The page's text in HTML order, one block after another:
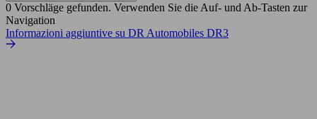
0 Vorschläge gefunden. Verwenden Sie die Auf- und Ab-Tasten zur
Navigation
Informazioni aggiuntive su DR Automobiles DR3